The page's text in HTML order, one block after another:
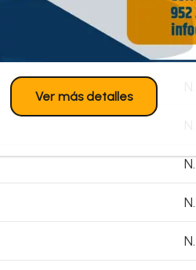
N.
N.
N.
N.
N.
Ver más detalles